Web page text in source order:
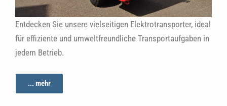
Entdecken Sie unsere vielseitigen Elektrotransporter, ideal
für effiziente und umweltfreundliche Transportaufgaben in
jedem Betrieb.
... mehr